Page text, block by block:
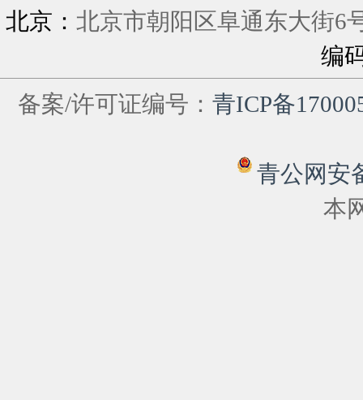
北京： 北京市朝阳区阜通东大
编
备案/许可证编号： 青ICP备
青公网安
本